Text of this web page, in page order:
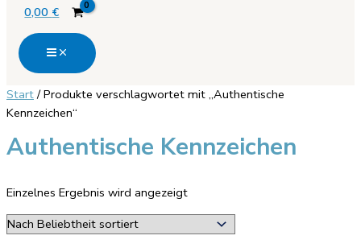
0,00 €
Start / Produkte verschlagwortet mit „Authentische
Kennzeichen“
Authentische Kennzeichen
Einzelnes Ergebnis wird angezeigt